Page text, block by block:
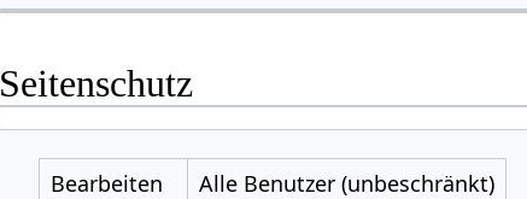
Seitenschutz
Bearbeiten
Alle Benutzer (unbeschränkt)